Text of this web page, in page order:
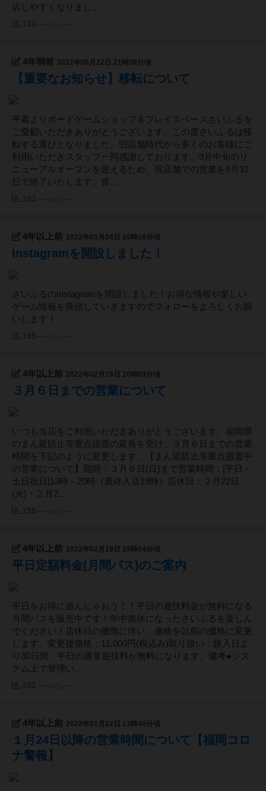
店しやすくなりまし...
4年弱前 2022年08月22日 21時38分頃
【重要なお知らせ】移転について
平素よりボードゲームショップ＆プレイスペースさいふるを
ご愛顧いただきありがとうございます。この度さいふるは移
転する運びとなりました。旧店舗時代から多くのお客様にご
利用いただきスタッフ一同感謝しております。9月中旬のリ
ニューアルオープンを迎えるため、現店舗での営業を8月31
日で終了いたします。皆...
4年以上前 2022年05月04日 20時18分頃
Instagramを開設しました！
さいふるのInstagramを開設しました！お得な情報や楽しい
ゲーム情報を発信していきますのでフォローをよろしくお願
いします！
4年以上前 2022年02月19日 20時03分頃
３月６日までの営業について
いつも当店をご利用いただきありがとうございます。福岡県
のまん延防止等重点措置の延長を受け、３月６日までの営業
時間を下記のように変更します。【まん延防止等重点措置中
の営業について】期間：３月６日(日)まで営業時間：[平日・
土日祝日]13時～20時（最終入店19時）店休日：２月22日
(火)・２月2...
4年以上前 2022年02月19日 19時04分頃
平日定額料金(月間パス)のご案内
平日をお得に遊んじゃおう！！平日の遊技料金が無料になる
月間パスを販売中です！年中無休になったさいふるを楽しん
でください！店休日の撤廃に伴い、価格を以前の価格に変更
します。変更後価格：11,000円(税込み)取り扱い：購入日よ
り30日間、平日の通常遊技料が無料になります。備考●シス
テム上で管理い...
4年以上前 2022年01月22日 13時49分頃
１月24日以降の営業時間について【福岡コロ
ナ警報】